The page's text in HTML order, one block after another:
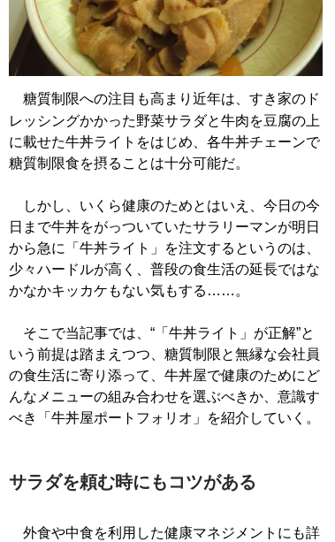
糖質制限への注目も高まり近年は、すき家のド
レッシングかかった野菜サラダと牛肉を豆腐の上
に載せた牛丼ライトをはじめ、各牛丼チェーンで
糖質制限食を摂ることは十分可能だ。
しかし、いくら健康のためとはいえ、今日の今
日まで牛丼をがっついていたサラリーマンが明日
から急に「牛丼ライト」を注文するというのは、
少々ハードルが高く、普段の食生活の延長ではな
かなかキッカケもない気もする……。
そこで当記事では、“「牛丼ライト」が正解”と
いう前提は踏まえつつ、糖質制限と無縁な会社員
の食生活に寄り添って、牛丼屋で健康のためにど
んなメニューの組み合わせを選ぶべきか、意識す
べき「牛丼屋ポートフォリオ」を紹介していく。
サラダを頼む時にもコツがある
外食や中食を利用した健康マネジメントにも詳